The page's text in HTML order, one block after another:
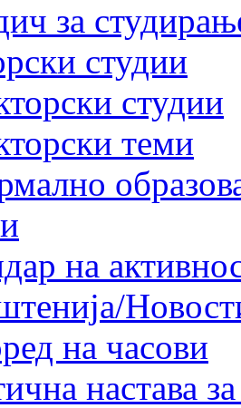
за
студии
студии
теми
на
на часови
настава